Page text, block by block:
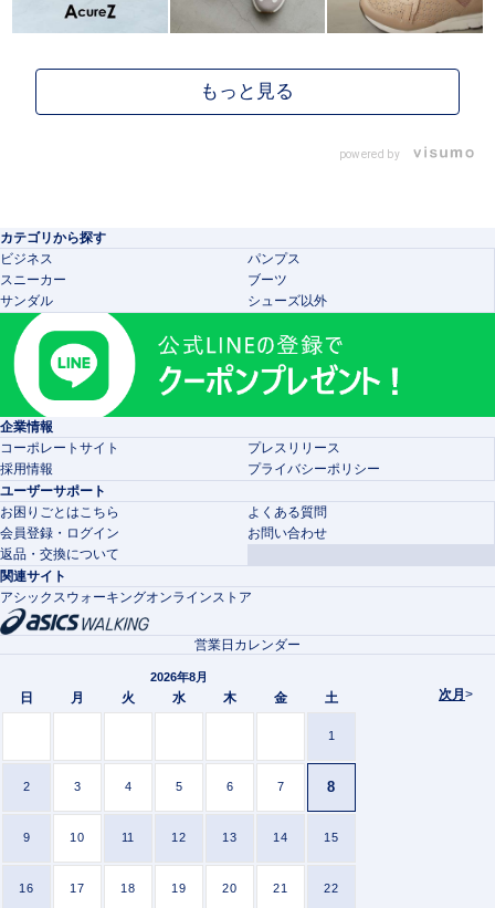
powered by
カテゴリから探す
ビジネス
パンプス
スニーカー
ブーツ
サンダル
シューズ以外
企業情報
コーポレートサイト
プレスリリース
採用情報
プライバシーポリシー
ユーザーサポート
お困りごとはこちら
よくある質問
会員登録・ログイン
お問い合わせ
返品・交換について
関連サイト
アシックスウォーキングオンラインストア
次月 >
営業日カレンダー
2026年8月
日 月 火 水 木 金 土
1
2 3 4 5 6 7 8
9 10 11 12 13 14 15
16 17 18 19 20 21 22